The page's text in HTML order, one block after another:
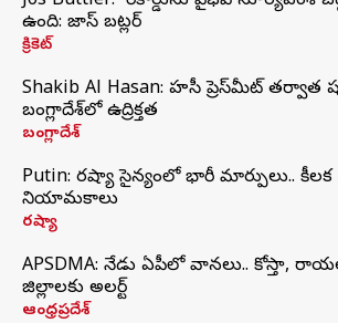
ఉంది: జాస్ బట్లర్
క్రికెట్
Shakib Al Hasan: హసీనా ప్రెస్‌మీట్‌ తర్వాత
బంగ్లాదేశ్‌లో ఉద్రిక్తత
బంగ్లాదేశ్
Putin: రష్యా సైన్యంలో భారీ మార్పులు.. కీలక
నియామకాలు
రష్యా
APSDMA: నేడు ఏపీలో వానలు.. కోస్తా,
జిల్లాలకు అలర్ట్
ఆంధ్రప్రదేశ్